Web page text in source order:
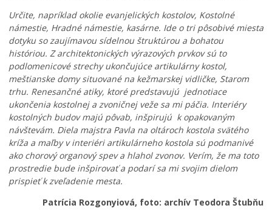
Určite, napríklad okolie evanjelických kostolov, Kostolné
námestie, Hradné námestie, kasárne. Ide o tri pôsobivé miesta
dotyku so zaujímavou sídelnou štruktúrou a bohatou
históriou. Z architektonických výrazových prvkov sú to
podlomenicové strechy ukončujúce artikulárny kostol,
meštianske domy situované na kežmarskej vidličke, Starom
trhu. Renesančné atiky, ktoré predstavujú jednotiace
ukončenia kostolnej a zvoničnej veže sa mi páčia. Interiéry
kostolných budov majú pôvab, inšpirujú k opakovaným
návštevám. Diela majstra Pavla na oltároch kostola svätého
kríža a maľby v interiéri artikulárneho kostola sú podmanivé
ako chorový organový spev a hlahol zvonov. Verím, že ma toto
prostredie bude inšpirovať a podarí sa mi svojim dielom
prispieť k zveľadenie mesta.
Patrícia Rozgonyiová, foto: archív Teodora Štubňu
e
s
t
o
r
y
s
a
v
y
n
o
v
u
j
ú
r
e
k
o
n
š
t
r
u
k
c
i
a
m
a
p
e
l
u
j
e
n
a
r
o
d
i
č
o